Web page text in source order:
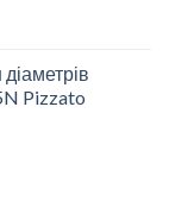
Pizzato